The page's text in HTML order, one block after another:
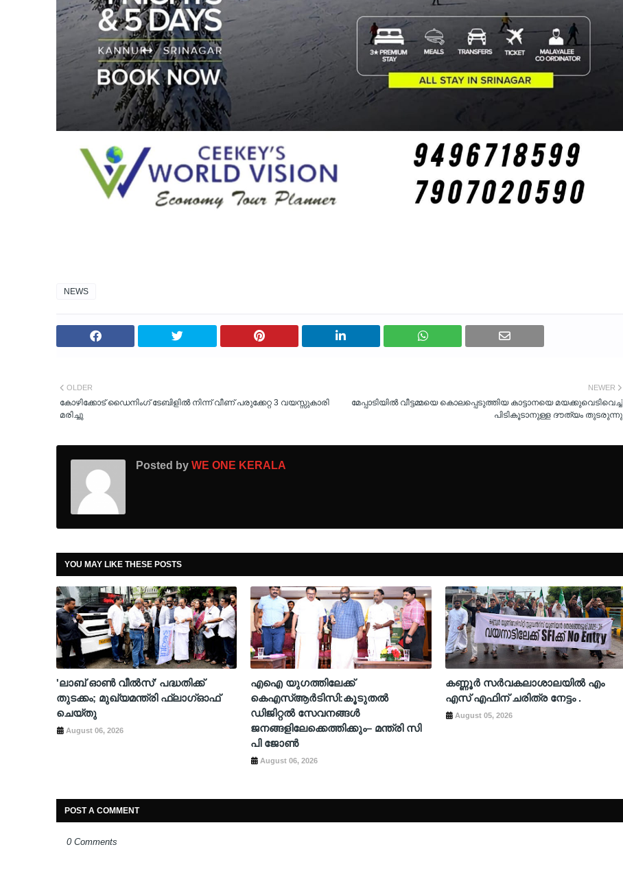
NEWS
NEWER
മേപ്പാടിയിൽ വീട്ടമ്മയെ കൊലപ്പെടുത്തിയ കാട്ടാനയെ മയക്കുവെടിവെച്ച്
പിടികൂടാനുള്ള ദൗത്യം തുടരുന്നു
OLDER
കോഴിക്കോട് ഡൈനിംഗ് ടേബിളിൽ നിന്ന് വീണ് പരുക്കേറ്റ 3 വയസ്സുകാരി
മരിച്ചു
Posted by WE ONE KERALA
YOU MAY LIKE THESE POSTS
'ലാബ് ഓൺ വീൽസ്' പദ്ധതിക്ക്
തുടക്കം; മുഖ്യമന്ത്രി ഫ്ലാഗ്ഓഫ്
ചെയ്തു
August 06, 2026
എഐ യുഗത്തിലേക്ക്
കെഎസ്ആർടിസി:കൂടുതൽ
ഡിജിറ്റൽ സേവനങ്ങൾ
ജനങ്ങളിലേക്കെത്തിക്കും– മന്ത്രി സി
പി ജോൺ
August 06, 2026
കണ്ണൂർ സർവകലാശാലയിൽ എം
എസ് എഫിന് ചരിത്ര നേട്ടം .
August 05, 2026
POST A COMMENT
0 Comments